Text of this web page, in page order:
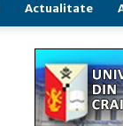
Actualitate